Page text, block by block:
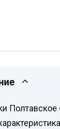
Полтавское